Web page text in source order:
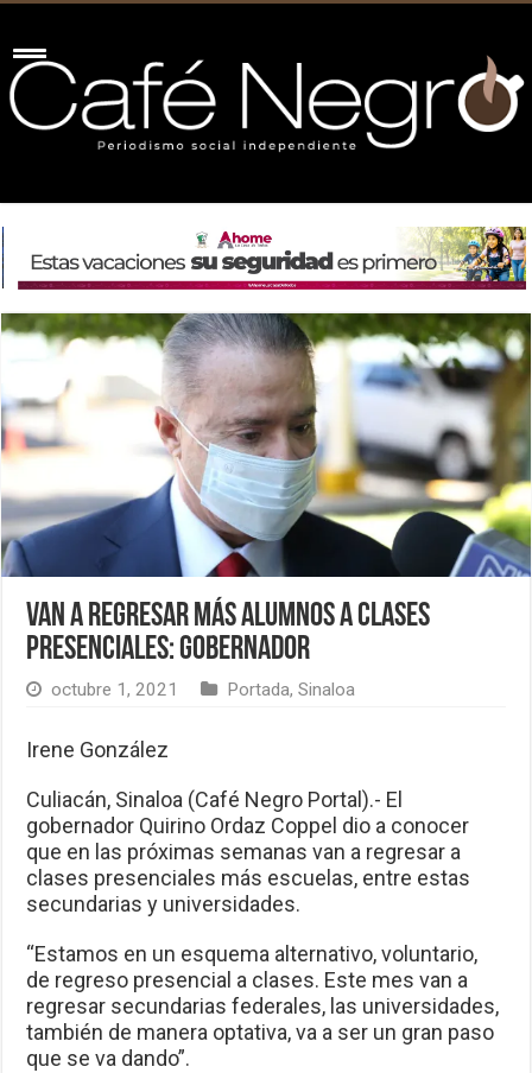
Van a regresar más alumnos a clases
presenciales: gobernador
octubre 1, 2021 Portada,Sinaloa
Irene González
Culiacán, Sinaloa (Café Negro Portal).- El
gobernador Quirino Ordaz Coppel dio a conocer
que en las próximas semanas van a regresar a
clases presenciales más escuelas, entre estas
secundarias y universidades.
“Estamos en un esquema alternativo, voluntario,
de regreso presencial a clases. Este mes van a
regresar secundarias federales, las universidades,
también de manera optativa, va a ser un gran paso
que se va dando”.